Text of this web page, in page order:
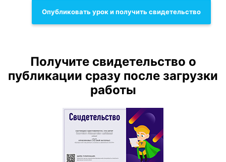
Опубликовать урок и получить свидетельство
Получите свидетельство о
публикации сразу после загрузки
работы